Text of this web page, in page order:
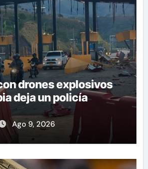
drones explosivos
deja un policía
Ago 9, 2026